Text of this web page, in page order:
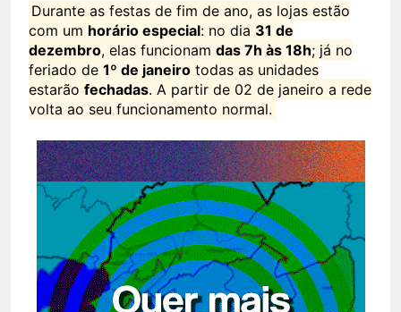
Durante as festas de fim de ano, as lojas estão
com um horário especial: no dia 31 de
dezembro, elas funcionam das 7h às 18h; já no
feriado de 1º de janeiro todas as unidades
estarão fechadas. A partir de 02 de janeiro a rede
volta ao seu funcionamento normal.